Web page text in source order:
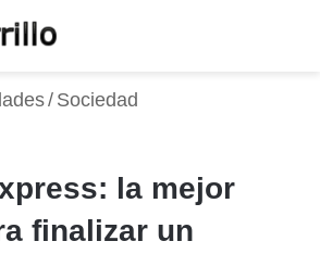
/ Sociedad
la mejor
finalizar un